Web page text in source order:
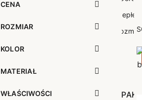
Antypoślizgowe
Do
Ciepłe
CENA
ROZMIAR
KOLOR
MATERIAŁ
WŁAŚCIWOŚCI